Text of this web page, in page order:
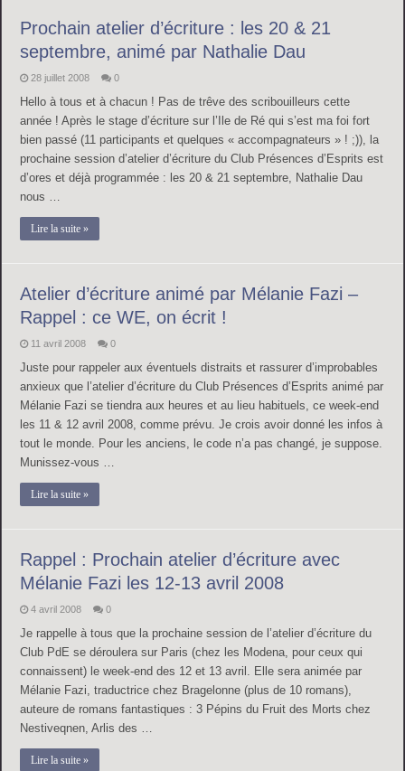
Prochain atelier d’écriture : les 20 & 21
septembre, animé par Nathalie Dau
28 juillet 2008 0
Hello à tous et à chacun ! Pas de trêve des scribouilleurs cette
année ! Après le stage d’écriture sur l’Ile de Ré qui s’est ma foi fort
bien passé (11 participants et quelques « accompagnateurs » ! ;)), la
prochaine session d’atelier d’écriture du Club Présences d’Esprits est
d’ores et déjà programmée : les 20 & 21 septembre, Nathalie Dau
nous …
Lire la suite »
Atelier d’écriture animé par Mélanie Fazi –
Rappel : ce WE, on écrit !
11 avril 2008 0
Juste pour rappeler aux éventuels distraits et rassurer d’improbables
anxieux que l’atelier d’écriture du Club Présences d’Esprits animé par
Mélanie Fazi se tiendra aux heures et au lieu habituels, ce week-end
les 11 & 12 avril 2008, comme prévu. Je crois avoir donné les infos à
tout le monde. Pour les anciens, le code n’a pas changé, je suppose.
Munissez-vous …
Lire la suite »
Rappel : Prochain atelier d’écriture avec
Mélanie Fazi les 12-13 avril 2008
4 avril 2008 0
Je rappelle à tous que la prochaine session de l’atelier d’écriture du
Club PdE se déroulera sur Paris (chez les Modena, pour ceux qui
connaissent) le week-end des 12 et 13 avril. Elle sera animée par
Mélanie Fazi, traductrice chez Bragelonne (plus de 10 romans),
auteure de romans fantastiques : 3 Pépins du Fruit des Morts chez
Nestiveqnen, Arlis des …
Lire la suite »